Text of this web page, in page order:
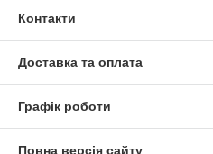
Контакти
Доставка та оплата
Графік роботи
Повна версія сайту